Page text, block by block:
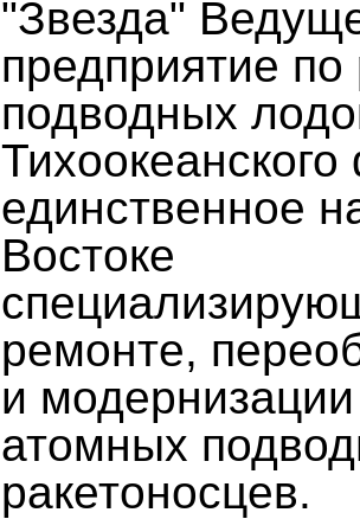
"Звезда"
предприятие
подводных
единственное
Востоке
ремонте,
и
атомных
ракетоносцев.